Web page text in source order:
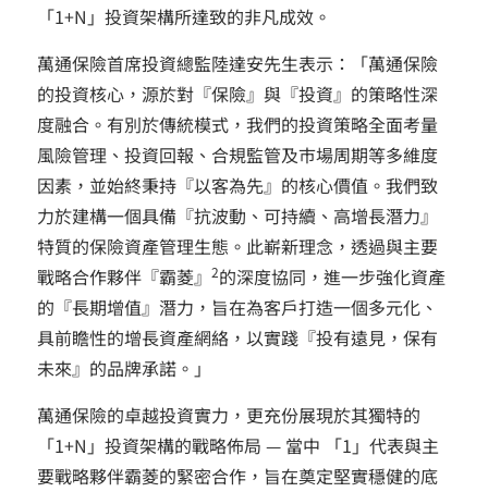
「1+N」投資架構所達致的非凡成效。
萬通保險首席投資總監陸達安先生表示：「萬通保險
的投資核心，源於對『保險』與『投資』的策略性深
度融合。有別於傳統模式，我們的投資策略全面考量
風險管理、投資回報、合規監管及巿場周期等多維度
因素，並始終秉持『以客為先』的核心價值。我們致
力於建構一個具備『抗波動、可持續、高增長潛力』
特質的保險資產管理生態。此嶄新理念，透過與主要
戰略合作夥伴『霸菱』 2的深度協同，進一步強化資產
的『長期增值』潛力，旨在為客戶打造一個多元化、
具前瞻性的增長資產網絡，以實踐『投有遠見，保有
未來』的品牌承諾。」
萬通保險的卓越投資實力，更充份展現於其獨特的
「1+N」投資架構的戰略佈局 — 當中 「1」代表與主
要戰略夥伴霸菱的緊密合作，旨在奠定堅實穩健的底